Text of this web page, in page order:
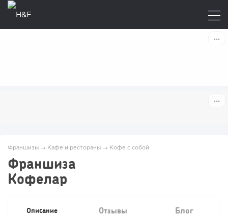
Франшизы → Кафе и рестораны → Кофе с собой
Франшиза
Кофелар
Описание Отзывы Блог